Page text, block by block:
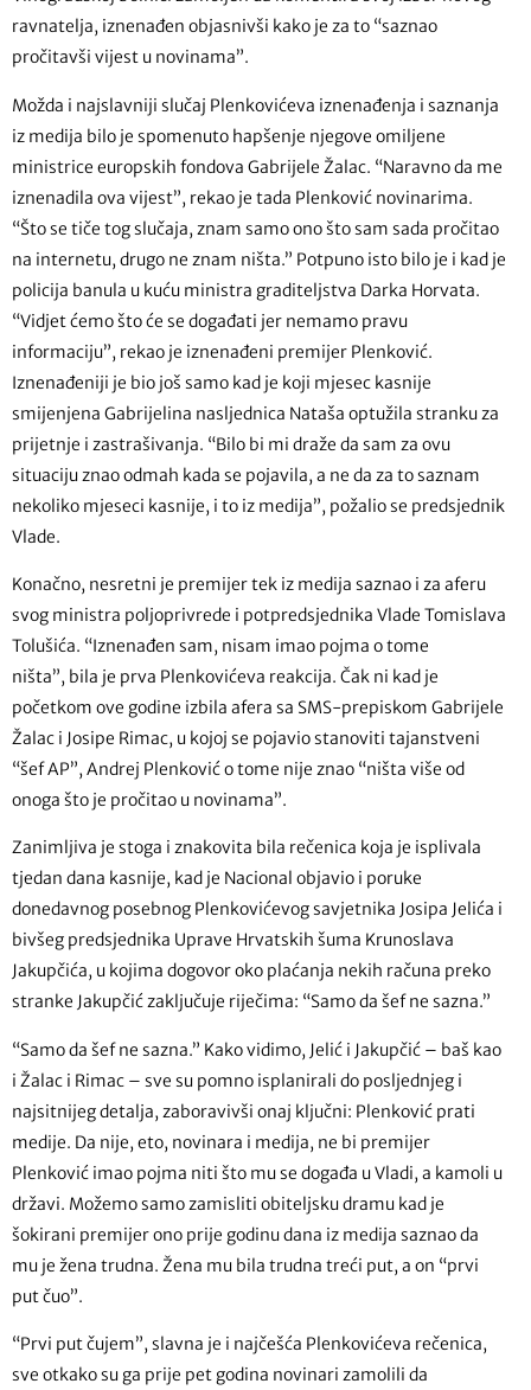
ravnatelja, iznenađen objasnivši kako je za to “saznao
pročitavši vijest u novinama”.
Možda i najslavniji slučaj Plenkovićeva iznenađenja i saznanja
iz medija bilo je spomenuto hapšenje njegove omiljene
ministrice europskih fondova Gabrijele Žalac. “Naravno da me
iznenadila ova vijest”, rekao je tada Plenković novinarima.
“Što se tiče tog slučaja, znam samo ono što sam sada pročitao
na internetu, drugo ne znam ništa.” Potpuno isto bilo je i kad je
policija banula u kuću ministra graditeljstva Darka Horvata.
“Vidjet ćemo što će se događati jer nemamo pravu
informaciju”, rekao je iznenađeni premijer Plenković.
Iznenađeniji je bio još samo kad je koji mjesec kasnije
smijenjena Gabrijelina nasljednica Nataša optužila stranku za
prijetnje i zastrašivanja. “Bilo bi mi draže da sam za ovu
situaciju znao odmah kada se pojavila, a ne da za to saznam
nekoliko mjeseci kasnije, i to iz medija”, požalio se predsjednik
Vlade.
Konačno, nesretni je premijer tek iz medija saznao i za aferu
svog ministra poljoprivrede i potpredsjednika Vlade Tomislava
Tolušića. “Iznenađen sam, nisam imao pojma o tome
ništa”, bila je prva Plenkovićeva reakcija. Čak ni kad je
početkom ove godine izbila afera sa SMS-prepiskom Gabrijele
Žalac i Josipe Rimac, u kojoj se pojavio stanoviti tajanstveni
“šef AP”, Andrej Plenković o tome nije znao “ništa više od
onoga što je pročitao u novinama”.
Zanimljiva je stoga i znakovita bila rečenica koja je isplivala
tjedan dana kasnije, kad je Nacional objavio i poruke
donedavnog posebnog Plenkovićevog savjetnika Josipa Jelića i
bivšeg predsjednika Uprave Hrvatskih šuma Krunoslava
Jakupčića, u kojima dogovor oko plaćanja nekih računa preko
stranke Jakupčić zaključuje riječima: “Samo da šef ne sazna.”
“Samo da šef ne sazna.” Kako vidimo, Jelić i Jakupčić – baš kao
i Žalac i Rimac – sve su pomno isplanirali do posljednjeg i
najsitnijeg detalja, zaboravivši onaj ključni: Plenković prati
medije. Da nije, eto, novinara i medija, ne bi premijer
Plenković imao pojma niti što mu se događa u Vladi, a kamoli u
državi. Možemo samo zamisliti obiteljsku dramu kad je
šokirani premijer ono prije godinu dana iz medija saznao da
mu je žena trudna. Žena mu bila trudna treći put, a on “prvi
put čuo”.
“Prvi put čujem”, slavna je i najčešća Plenkovićeva rečenica,
sve otkako su ga prije pet godina novinari zamolili da